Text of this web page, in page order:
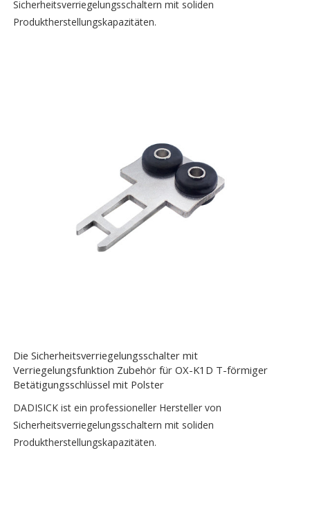
Sicherheitsverriegelungsschaltern mit soliden
Produktherstellungskapazitäten.
Die Sicherheitsverriegelungsschalter mit
Verriegelungsfunktion Zubehör für OX-K1D T-förmiger
Betätigungsschlüssel mit Polster
DADISICK ist ein professioneller Hersteller von
Sicherheitsverriegelungsschaltern mit soliden
Produktherstellungskapazitäten.